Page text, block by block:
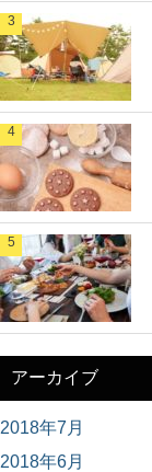
アーカイブ
2018年7月
2018年6月